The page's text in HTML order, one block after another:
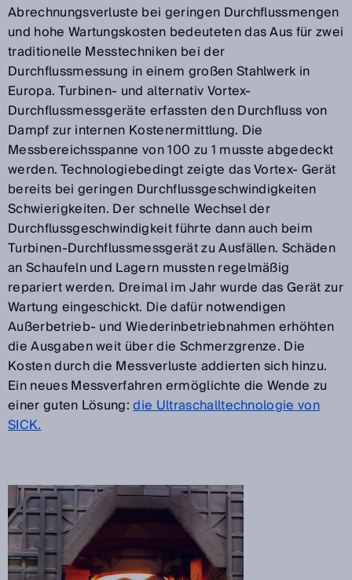
Abrechnungsverluste bei geringen Durchflussmengen
und hohe Wartungskosten bedeuteten das Aus für zwei
traditionelle Messtechniken bei der
Durchflussmessung in einem großen Stahlwerk in
Europa. Turbinen- und alternativ Vortex-
Durchflussmessgeräte erfassten den Durchfluss von
Dampf zur internen Kostenermittlung. Die
Messbereichsspanne von 100 zu 1 musste abgedeckt
werden. Technologiebedingt zeigte das Vortex- Gerät
bereits bei geringen Durchflussgeschwindigkeiten
Schwierigkeiten. Der schnelle Wechsel der
Durchflussgeschwindigkeit führte dann auch beim
Turbinen-Durchflussmessgerät zu Ausfällen. Schäden
an Schaufeln und Lagern mussten regelmäßig
repariert werden. Dreimal im Jahr wurde das Gerät zur
Wartung eingeschickt. Die dafür notwendigen
Außerbetrieb- und Wiederinbetriebnahmen erhöhten
die Ausgaben weit über die Schmerzgrenze. Die
Kosten durch die Messverluste addierten sich hinzu.
Ein neues Messverfahren ermöglichte die Wende zu
einer guten Lösung:die Ultraschalltechnologie von
SICK.